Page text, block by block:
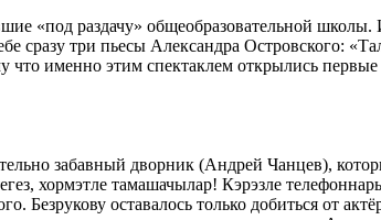
«под раздачу» общеобразовательной школы.
сразу три пьесы Александра Островского:
что именно этим спектаклем открылись
забавный дворник (Андрей Чанцев),
хормэтле тамашачылар! Кэрэзле
Безрукову оставалось только добиться от